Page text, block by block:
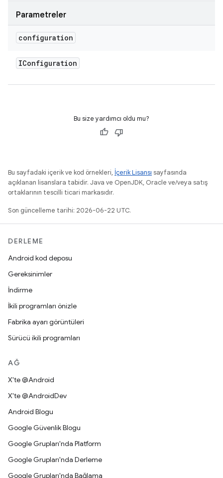
Parametreler
configuration
IConfiguration
Bu size yardımcı oldu mu?
Bu sayfadaki içerik ve kod örnekleri, İçerik Lisansı sayfasında
açıklanan lisanslara tabidir. Java ve OpenJDK, Oracle ve/veya satış
ortaklarının tescilli ticari markasıdır.
Son güncelleme tarihi: 2026-06-22 UTC.
DERLEME
Android kod deposu
Gereksinimler
İndirme
İkili programları önizle
Fabrika ayarı görüntüleri
Sürücü ikili programları
AĞ
X'te @Android
X'te @AndroidDev
Android Blogu
Google Güvenlik Blogu
Google Grupları'nda Platform
Google Grupları'nda Derleme
Google Grupları'nda Bağlama